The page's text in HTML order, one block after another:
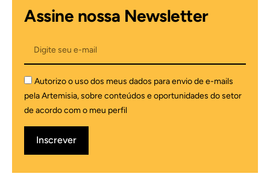
Assine nossa Newsletter
Autorizo o uso dos meus dados para envio de e-mails
pela Artemisia, sobre conteúdos e oportunidades do setor
de acordo com o meu perfil
Inscrever